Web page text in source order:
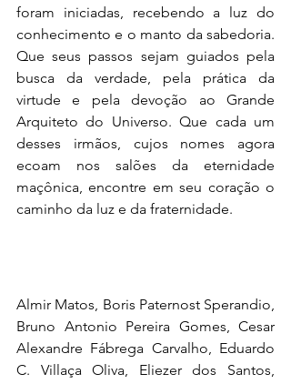
foram iniciadas, recebendo a luz do
conhecimento e o manto da sabedoria.
Que seus passos sejam guiados pela
busca da verdade, pela prática da
virtude e pela devoção ao Grande
Arquiteto do Universo. Que cada um
desses irmãos, cujos nomes agora
ecoam nos salões da eternidade
maçônica, encontre em seu coração o
caminho da luz e da fraternidade.
Almir Matos, Boris Paternost Sperandio,
Bruno Antonio Pereira Gomes, Cesar
Alexandre Fábrega Carvalho, Eduardo
C. Villaça Oliva, Eliezer dos Santos,